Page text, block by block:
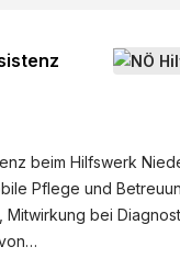
beim Hilfswerk
Pflege und
Mitwirkung bei